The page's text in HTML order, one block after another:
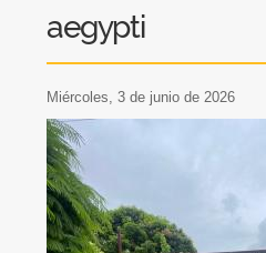
aegypti
miércoles, 3 de junio de 2026